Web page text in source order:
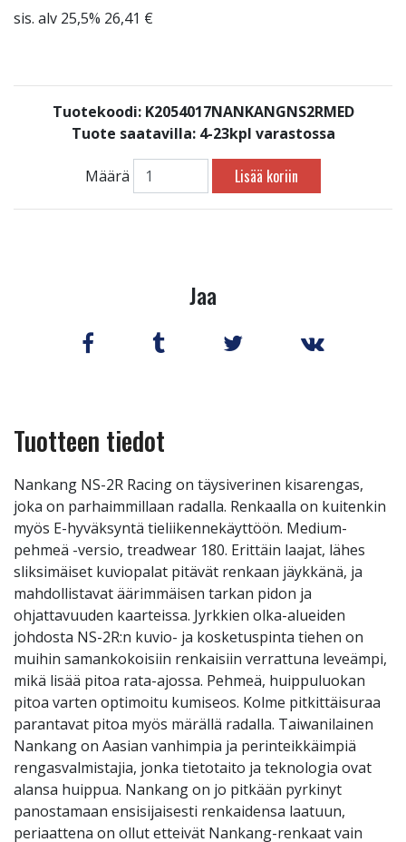
sis. alv 25,5% 26,41 €
Tuotekoodi: K2054017NANKANGNS2RMED
Tuote saatavilla: 4-23kpl varastossa
Määrä Lisää koriin
Jaa
Tuotteen tiedot
Nankang NS-2R Racing on täysiverinen kisarengas,
joka on parhaimmillaan radalla. Renkaalla on kuitenkin
myös E-hyväksyntä tieliikennekäyttöön. Medium-
pehmeä -versio, treadwear 180. Erittäin laajat, lähes
sliksimäiset kuviopalat pitävät renkaan jäykkänä, ja
mahdollistavat äärimmäisen tarkan pidon ja
ohjattavuuden kaarteissa. Jyrkkien olka-alueiden
johdosta NS-2R:n kuvio- ja kosketuspinta tiehen on
muihin samankokoisiin renkaisiin verrattuna leveämpi,
mikä lisää pitoa rata-ajossa. Pehmeä, huippuluokan
pitoa varten optimoitu kumiseos. Kolme pitkittäisuraa
parantavat pitoa myös märällä radalla. Taiwanilainen
Nankang on Aasian vanhimpia ja perinteikkäimpiä
rengasvalmistajia, jonka tietotaito ja teknologia ovat
alansa huippua. Nankang on jo pitkään pyrkinyt
panostamaan ensisijaisesti renkaidensa laatuun,
periaattena on ollut etteivät Nankang-renkaat vain